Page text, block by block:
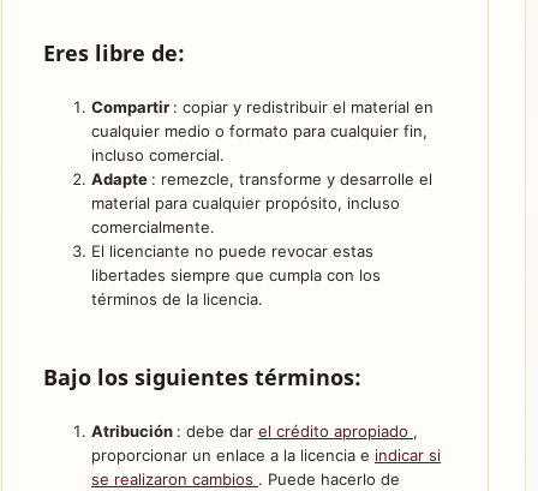
Eres libre de:
Compartir : copiar y redistribuir el material en
cualquier medio o formato para cualquier fin,
incluso comercial.
Adapte : remezcle, transforme y desarrolle el
material para cualquier propósito, incluso
comercialmente.
El licenciante no puede revocar estas
libertades siempre que cumpla con los
términos de la licencia.
Bajo los siguientes términos:
Atribución : debe dar el crédito apropiado ,
proporcionar un enlace a la licencia e indicar si
se realizaron cambios . Puede hacerlo de